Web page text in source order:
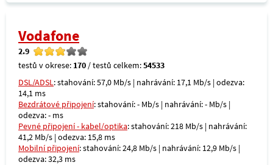
Vodafone
2.9
testů v okrese: 170 / testů celkem:54533
DSL/ADSL: stahování: 57,0 Mb/s | nahrávání: 17,1 Mb/s | odezva:
14,1 ms
Bezdrátové připojení: stahování: - Mb/s | nahrávání: - Mb/s |
odezva: - ms
Pevné připojení - kabel/optika: stahování: 218 Mb/s | nahrávání:
41,2 Mb/s | odezva: 15,8 ms
Mobilní připojení: stahování: 24,8 Mb/s | nahrávání: 12,9 Mb/s |
odezva: 32,3 ms